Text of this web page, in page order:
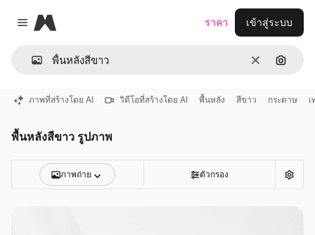
Close menu
Magnific
ชัดเจนค้นหา
ราคา เข้าสู่ระบบ
ภาพที่สร้างโดย AI วิดีโอที่สร้างโดย AI พื้นหลัง สีขาว กระดาษ
พื้นหลังสีขาว รูปภาพ
ภาพถ่าย ตัวกรอง